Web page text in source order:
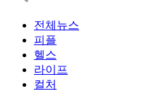
전체뉴스
피플
헬스
라이프
컬처